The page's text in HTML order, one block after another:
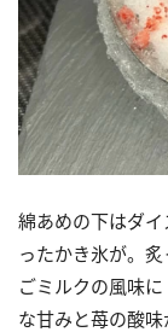
綿あめの下はダ
ったかき氷が。
ごミルクの風味
な甘みと苺の酸味